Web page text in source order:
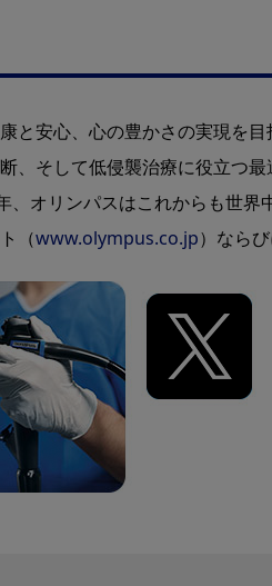
と安心、心の豊かさの実現を
、そして低侵襲治療に役立つ
オリンパスはこれからも世
（www.olympus.co.jp）なら